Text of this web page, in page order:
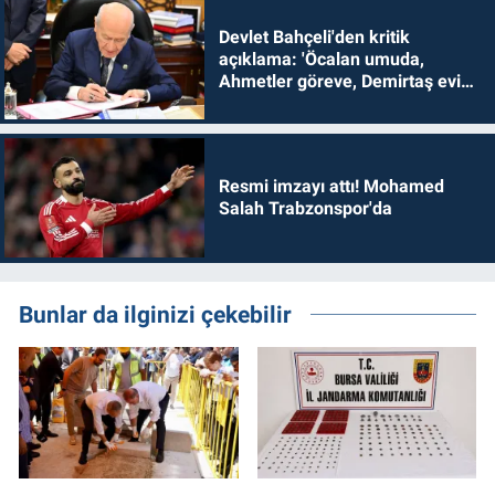
Devlet Bahçeli'den kritik
açıklama: 'Öcalan umuda,
Ahmetler göreve, Demirtaş evine
Resmi imzayı attı! Mohamed
Salah Trabzonspor'da
Bunlar da ilginizi çekebilir